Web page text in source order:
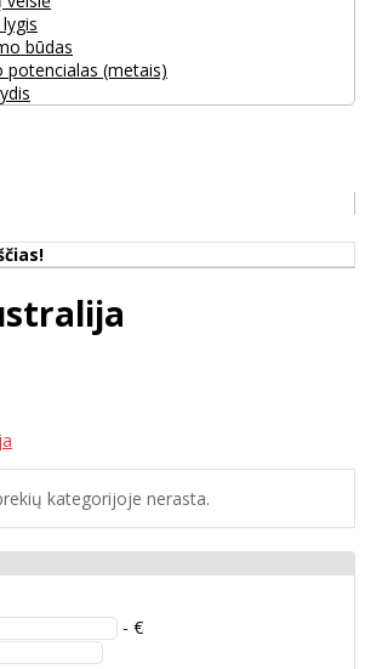
būdas
potencialas (metais)
kategorijoje nerasta.
- €